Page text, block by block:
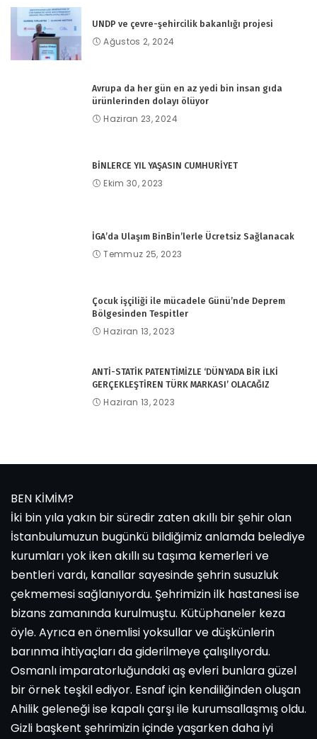
UNDP ve çevre-şehircilik bakanlığı projesi
Ağustos 2, 2024
Avrupa da her gün en az yedi bin insan gıda
ürünlerinden dolayı ölüyor
Haziran 23, 2024
BİNLERCE YIL YAŞASIN CUMHURİYET
Ekim 30, 2023
İGA’da Ulaşım BinBin’lerle Ücretsiz Sağlanacak
Temmuz 25, 2023
Çocuk işçiliği ile mücadele Günü’nde Deprem
Bölgesinden Tespitler
Haziran 13, 2023
ANTİ-STATİK PATENTİMİZLE ‘DÜNYADA BİR İLKİ
GERÇEKLEŞTİREN TÜRK MARKASI’ OLACAĞIZ
Haziran 13, 2023
BEN KİMİM?
İki bin yıla yakın bir süredir zaten akıllı bir şehir olan
İstanbulumuzun bugünkü bildiğimiz anlamda belediye
kurumları yok iken akıllı su taşıma kemerleri ve
bentleri vardı, kanallar sayesinde şehrin susuzluk
çekmemesi sağlanıyordu. Şehrimizin ilk hastanesi ise
bizans zamanında kurulmuştu. Kütüphaneler keza
öyle. Ayrıca en önemlisi yoksullar ve düşkünlerin
barınma ihtiyaçları da giderilmeye çalışılıyordu.
Osmanlı imparatorluğundaki aş evleri bunlara güzel
bir örnek teşkil ediyor. Esnaf için kendiliğinden oluşan
Ahilik geleneği ise kapalı çarşı ile kurumsallaşmış oldu.
Gizli başkent şehrimizin içinde yaşarken daha iyi